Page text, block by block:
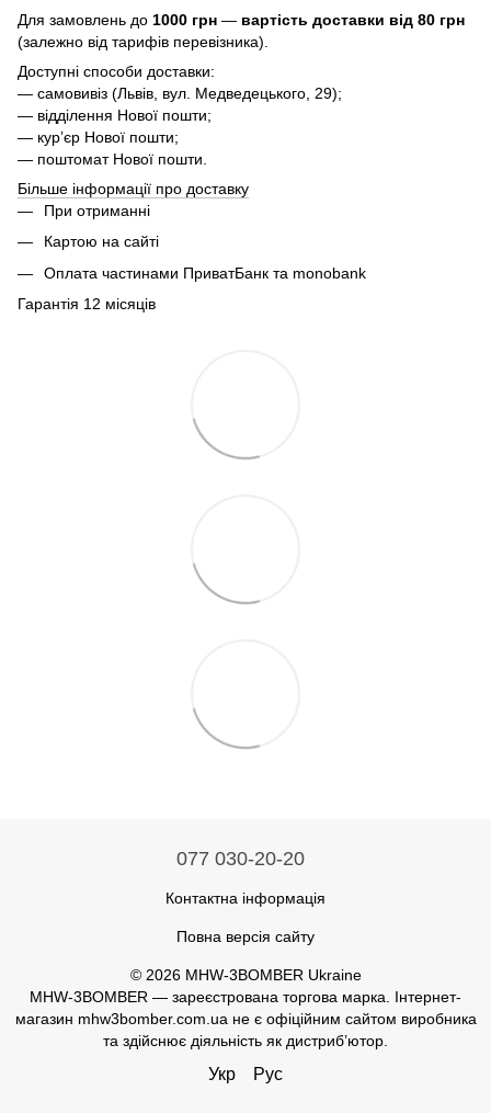
Для замовлень до 1000 грн — вартість доставки від 80 грн
(залежно від тарифів перевізника).
Доступні способи доставки:
— самовивіз (Львів, вул. Медведецького, 29);
— відділення Нової пошти;
— курʼєр Нової пошти;
— поштомат Нової пошти.
Більше інформації про доставку
При отриманні
Картою на сайті
Оплата частинами ПриватБанк та monobank
Гарантія 12 місяців
077 030-20-20
Контактна інформація
Повна версія сайту
© 2026 MHW-3BOMBER Ukraine
MHW-3BOMBER — зареєстрована торгова марка. Інтернет-
магазин mhw3bomber.com.ua не є офіційним сайтом виробника
та здійснює діяльність як дистриб’ютор.
Укр Рус